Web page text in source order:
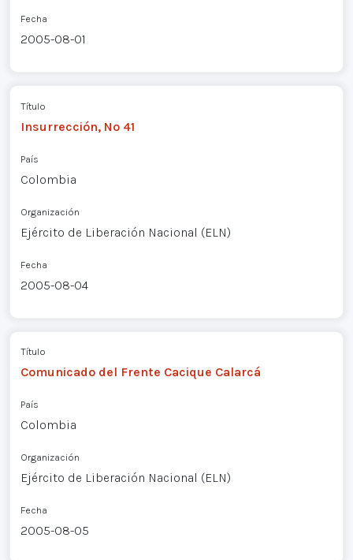
Fecha
2005-08-01
Título
Insurrección, Nº 41
País
Colombia
Organización
Ejército de Liberación Nacional (ELN)
Fecha
2005-08-04
Título
Comunicado del Frente Cacique Calarcá
País
Colombia
Organización
Ejército de Liberación Nacional (ELN)
Fecha
2005-08-05